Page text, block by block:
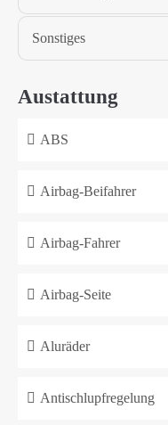
Sonstiges
Austattung
ABS
Airbag-Beifahrer
Airbag-Fahrer
Airbag-Seite
Aluräder
Antischlupfregelung